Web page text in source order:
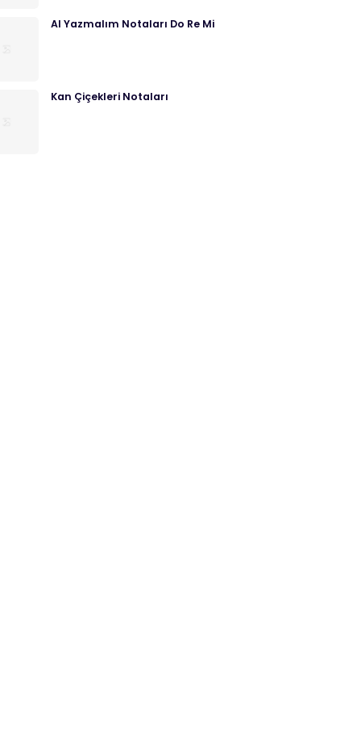
Al Yazmalım Notaları Do Re Mi
Kan Çiçekleri Notaları